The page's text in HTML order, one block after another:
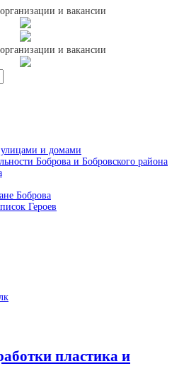
и вакансии
и вакансии
улицами и домами
Боброва и Бобровского района
Боброва
Героев
пластика и